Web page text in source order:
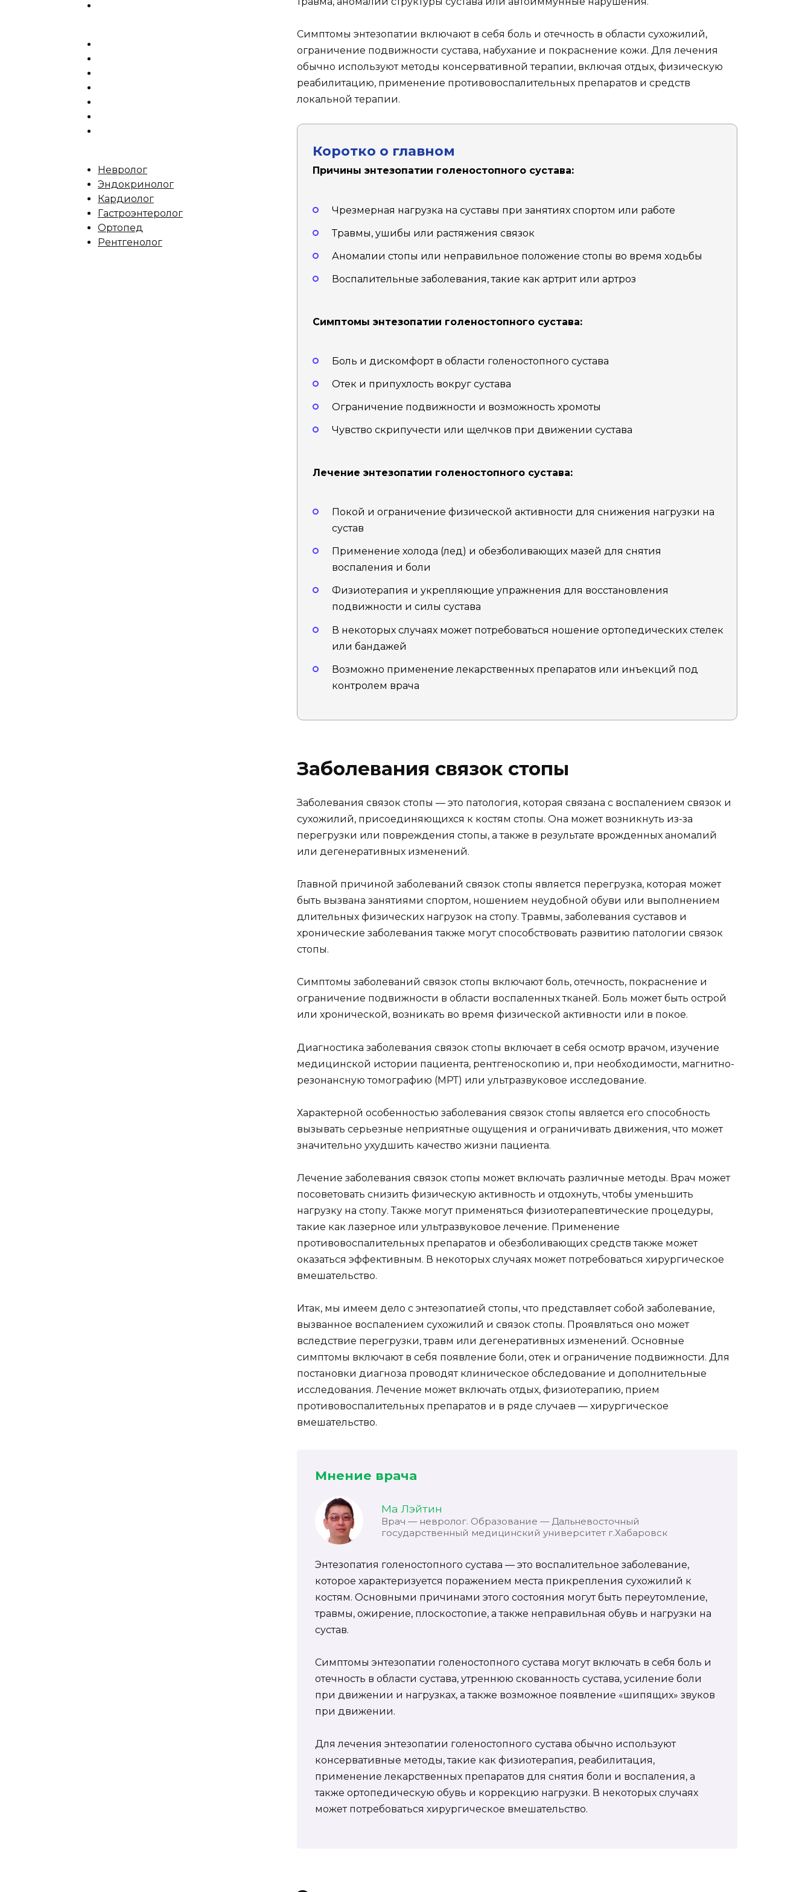
Симптомы энтезопатии включают в себя боль и отечность в области сухожилий,
ограничение подвижности сустава, набухание и покраснение кожи. Для лечения
обычно используют методы консервативной терапии, включая отдых, физическую
реабилитацию, применение противовоспалительных препаратов и средств
локальной терапии.
Коротко о главном
Причины энтезопатии голеностопного сустава:
Чрезмерная нагрузка на суставы при занятиях спортом или работе
Травмы, ушибы или растяжения связок
Аномалии стопы или неправильное положение стопы во время ходьбы
Воспалительные заболевания, такие как артрит или артроз
Симптомы энтезопатии голеностопного сустава:
Боль и дискомфорт в области голеностопного сустава
Отек и припухлость вокруг сустава
Ограничение подвижности и возможность хромоты
Чувство скрипучести или щелчков при движении сустава
Лечение энтезопатии голеностопного сустава:
Покой и ограничение физической активности для снижения нагрузки на
сустав
Применение холода (лед) и обезболивающих мазей для снятия
воспаления и боли
Физиотерапия и укрепляющие упражнения для восстановления
подвижности и силы сустава
В некоторых случаях может потребоваться ношение ортопедических стелек
или бандажей
Возможно применение лекарственных препаратов или инъекций под
контролем врача
Заболевания связок стопы
Заболевания связок стопы — это патология, которая связана с воспалением связок и
сухожилий, присоединяющихся к костям стопы. Она может возникнуть из-за
перегрузки или повреждения стопы, а также в результате врожденных аномалий
или дегенеративных изменений.
Главной причиной заболеваний связок стопы является перегрузка, которая может
быть вызвана занятиями спортом, ношением неудобной обуви или выполнением
длительных физических нагрузок на стопу. Травмы, заболевания суставов и
хронические заболевания также могут способствовать развитию патологии связок
стопы.
Симптомы заболеваний связок стопы включают боль, отечность, покраснение и
ограничение подвижности в области воспаленных тканей. Боль может быть острой
или хронической, возникать во время физической активности или в покое.
Диагностика заболевания связок стопы включает в себя осмотр врачом, изучение
медицинской истории пациента, рентгеноскопию и, при необходимости, магнитно-
резонансную томографию (МРТ) или ультразвуковое исследование.
Характерной особенностью заболевания связок стопы является его способность
вызывать серьезные неприятные ощущения и ограничивать движения, что может
значительно ухудшить качество жизни пациента.
Лечение заболевания связок стопы может включать различные методы. Врач может
посоветовать снизить физическую активность и отдохнуть, чтобы уменьшить
нагрузку на стопу. Также могут применяться физиотерапевтические процедуры,
такие как лазерное или ультразвуковое лечение. Применение
противовоспалительных препаратов и обезболивающих средств также может
оказаться эффективным. В некоторых случаях может потребоваться хирургическое
вмешательство.
Итак, мы имеем дело с энтезопатией стопы, что представляет собой заболевание,
вызванное воспалением сухожилий и связок стопы. Проявляться оно может
вследствие перегрузки, травм или дегенеративных изменений. Основные
симптомы включают в себя появление боли, отек и ограничение подвижности. Для
постановки диагноза проводят клиническое обследование и дополнительные
исследования. Лечение может включать отдых, физиотерапию, прием
противовоспалительных препаратов и в ряде случаев — хирургическое
вмешательство.
Мнение врача
Ма Лэйтин
Врач — невролог. Образование — Дальневосточный
государственный медицинский университет г.Хабаровск
Энтезопатия голеностопного сустава — это воспалительное заболевание,
которое характеризуется поражением места прикрепления сухожилий к
костям. Основными причинами этого состояния могут быть переутомление,
травмы, ожирение, плоскостопие, а также неправильная обувь и нагрузки на
сустав.
Симптомы энтезопатии голеностопного сустава могут включать в себя боль и
отечность в области сустава, утреннюю скованность сустава, усиление боли
при движении и нагрузках, а также возможное появление «шипящих» звуков
при движении.
Для лечения энтезопатии голеностопного сустава обычно используют
консервативные методы, такие как физиотерапия, реабилитация,
применение лекарственных препаратов для снятия боли и воспаления, а
также ортопедическую обувь и коррекцию нагрузки. В некоторых случаях
может потребоваться хирургическое вмешательство.
Невролог
Эндокринолог
Кардиолог
Гастроэнтеролог
Ортопед
Рентгенолог